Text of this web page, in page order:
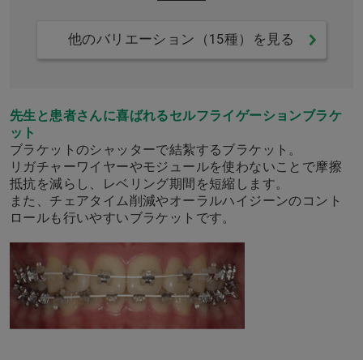
他のバリエーション（15種）を見る
先生と患者さんに喜ばれるセルフライゲーションブラケ
ット
ブラケットのシャッターで結紮するブラケット。
リガチャーワイヤーやモジュールを使わないことで摩擦
抵抗を減らし、レベリング期間を短縮します。
また、チェアタイム削減やオーラルハイジーンのコント
ロールも行いやすいブラケットです。